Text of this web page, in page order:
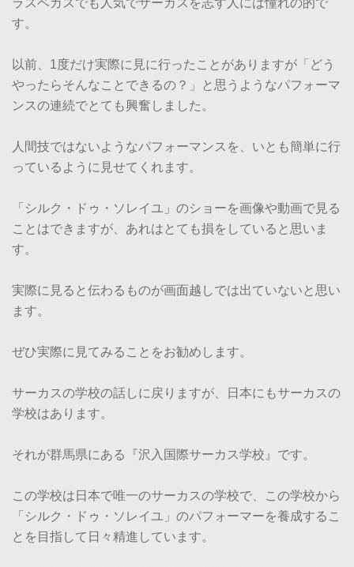
ラスベガスでも人気でサーカスを志す人には憧れの的で
す。
以前、1度だけ実際に見に行ったことがありますが「どう
やったらそんなことできるの？」と思うようなパフォーマ
ンスの連続でとても興奮しました。
人間技ではないようなパフォーマンスを、いとも簡単に行
っているように見せてくれます。
「シルク・ドゥ・ソレイユ」のショーを画像や動画で見る
ことはできますが、あれはとても損をしていると思いま
す。
実際に見ると伝わるものが画面越しでは出ていないと思い
ます。
ぜひ実際に見てみることをお勧めします。
サーカスの学校の話しに戻りますが、日本にもサーカスの
学校はあります。
それが群馬県にある『沢入国際サーカス学校』です。
この学校は日本で唯一のサーカスの学校で、この学校から
「シルク・ドゥ・ソレイユ」のパフォーマーを養成するこ
とを目指して日々精進しています。